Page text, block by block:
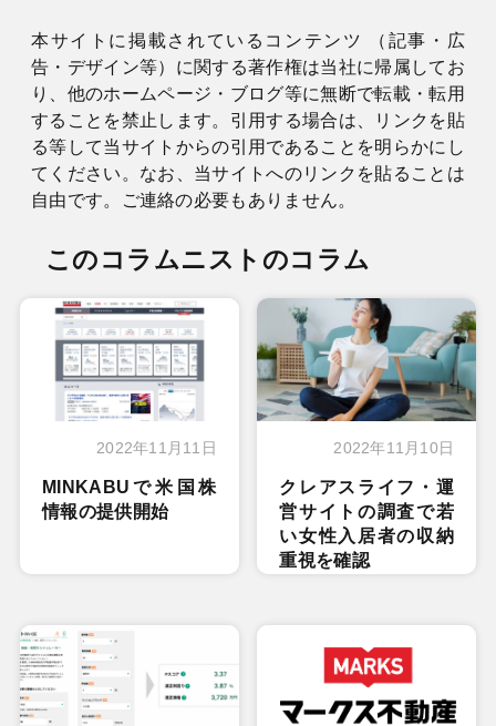
本サイトに掲載されているコンテンツ （記事・広
告・デザイン等）に関する著作権は当社に帰属してお
り、他のホームページ・ブログ等に無断で転載・転用
することを禁止します。引用する場合は、リンクを貼
る等して当サイトからの引用であることを明らかにし
てください。なお、当サイトへのリンクを貼ることは
自由です。ご連絡の必要もありません。
このコラムニストのコラム
2022年11月11日
MINKABUで米国株
情報の提供開始
2022年11月10日
クレアスライフ・運
営サイトの調査で若
い女性入居者の収納
重視を確認